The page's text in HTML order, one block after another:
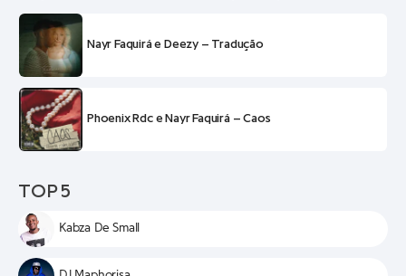
Nayr Faquirá e Deezy – Tradução
Phoenix Rdc e Nayr Faquirá – Caos
TOP 5
Kabza De Small